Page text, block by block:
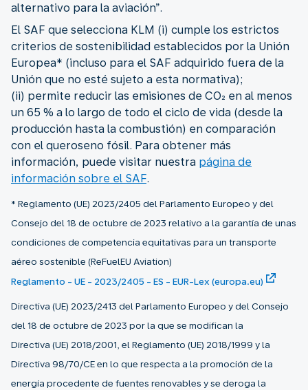
alternativo para la aviación”.
El SAF que selecciona KLM (i) cumple los estrictos
criterios de sostenibilidad establecidos por la Unión
Europea* (incluso para el SAF adquirido fuera de la
Unión que no esté sujeto a esta normativa);
(ii) permite reducir las emisiones de CO₂ en al menos
un 65 % a lo largo de todo el ciclo de vida (desde la
producción hasta la combustión) en comparación
con el queroseno fósil. Para obtener más
información, puede visitar nuestra página de
información sobre el SAF.
* Reglamento (UE) 2023/2405 del Parlamento Europeo y del
Consejo del 18 de octubre de 2023 relativo a la garantía de unas
condiciones de competencia equitativas para un transporte
aéreo sostenible (ReFuelEU Aviation)
Reglamento - UE - 2023/2405 - ES - EUR-Lex (europa.eu)
Directiva (UE) 2023/2413 del Parlamento Europeo y del Consejo
del 18 de octubre de 2023 por la que se modifican la
Directiva (UE) 2018/2001, el Reglamento (UE) 2018/1999 y la
Directiva 98/70/CE en lo que respecta a la promoción de la
energía procedente de fuentes renovables y se deroga la